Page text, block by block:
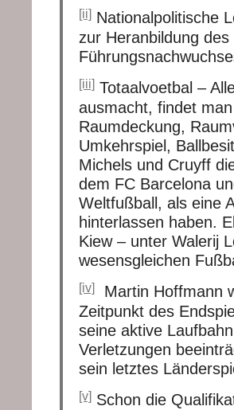
[ii] Nationalpolitische
zur Heranbildung
[iii] Totaalvoetbal –
ausmacht, findet
Raumdeckung,
Umkehrspiel,
Michels und Cruyff
dem FC Barcelona
Weltfußball, als eine
hinterlassen haben.
Kiew – unter Walerij
wesensgleichen
[iv]
Martin Hoffmann
Zeitpunkt des
seine aktive
Verletzungen
sein letztes
[v] Schon die